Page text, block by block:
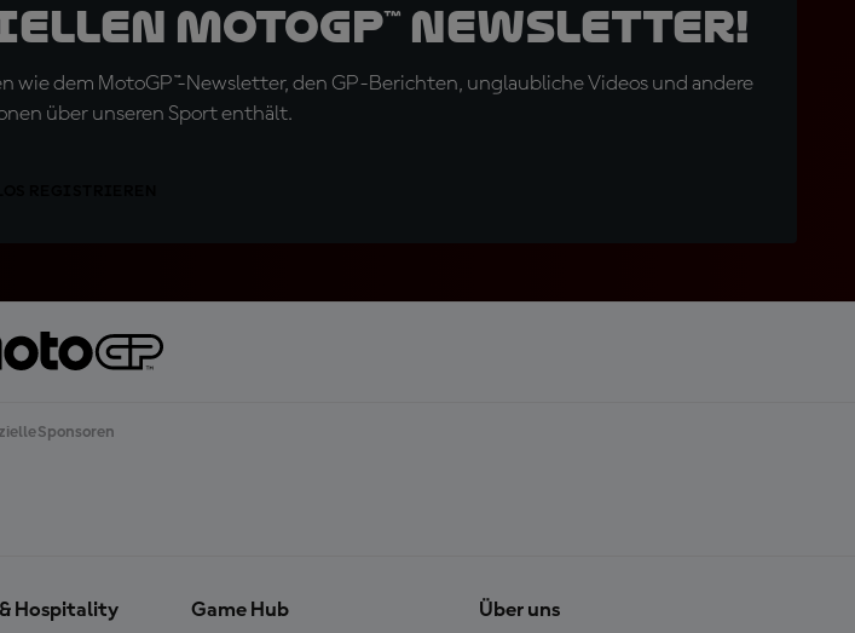
MotoGP™ Newsletter!
dem MotoGP™-Newsletter, den GP-Berichten, unglaubliche Videos und andere
über unseren Sport enthält.
Sponsoren
Hospitality Game Hub Über uns